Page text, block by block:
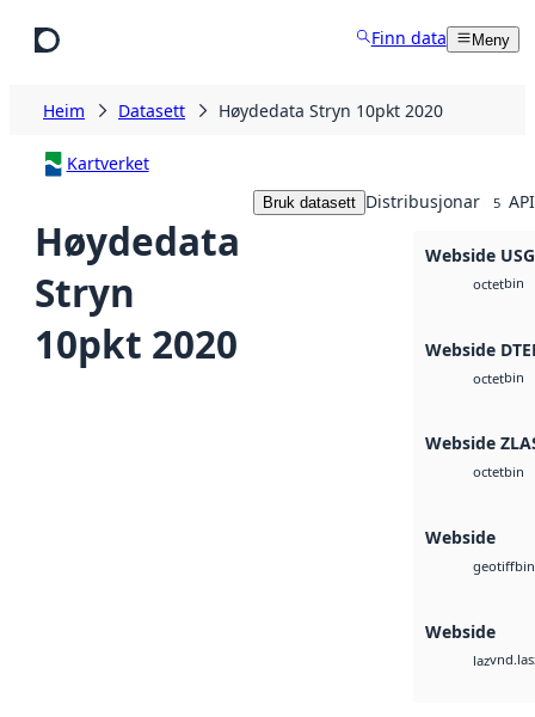
Finn data Meny
Heim Datasett Høydedata Stryn 10pkt 2020
Kartverket
Høydedata
Stryn
10pkt 2020
Bruk datasett Distribusjonar 5
Webside
octetbin
Webside
octetbin
Webside
octetbin
Webside
geotiffbin
Webside
laz